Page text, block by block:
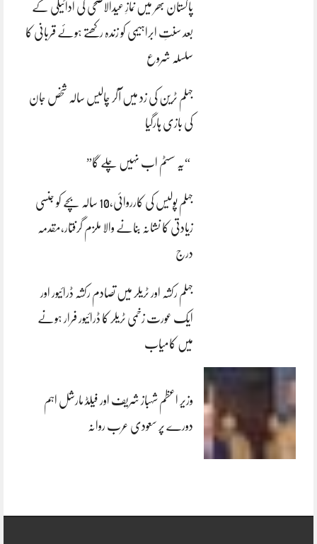
پاکستان بھر میں نمازِ عیدالاضحی کی ادائیگی کے
بعد سنتِ ابراہیمی کو زندہ رکھتے ہوئے قربانی کا
سلسلہ شروع
جہلم ٹرین کی زد میں آکر چالیس سالہ شخص جان
کی بازی ہارگیا
“یہ سسٹم اب نہیں چلے گا”
جہلم پولیس کی کارروائی،10 سالہ بچے کو جنسی
زیادتی کا نشانہ بنانے والا ملزم گرفتار،مقدمہ
درج
جہلم رکشہ اور ٹریلر میں تصادم رکشہ ڈرائیور اور
ایک عورت زخمی ٹریلر کا ڈرائیور فرار ہونے
میں کامیاب
وزیر اعظم شہباز شریف اور فیلڈ مارشل اہم
دورے پر سعودی عرب روانہ